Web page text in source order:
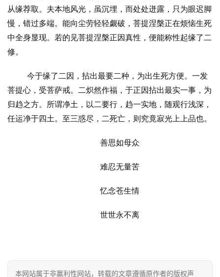
八
点
从缘荐取。夫本地风光，虽沉埋，而处处迸露，只为眼迟脚
慢，错过多端。能向尘劳轻轻觑破，菩提涅槃正在烦恼生死
中全身显现。若的见菩提涅槃正因真性，便能称性起缘了二
修。
今于缘了二因，拈出最要二种，为出生死方便。一发
菩提心，受菩萨戒。二炽然作福，于正因拈出最实一事，为
归趋之方。所谓净土，以二要行，趋一实地，随观行浅深，
任运净于四土。至三惑尽，二死亡，则究竟寂光上上品也。
善思如母众
难忍无量苦
忆念苍生情
世世永不离
本网站属于非赢利性网站，转载的文章遵循原作者的版权声